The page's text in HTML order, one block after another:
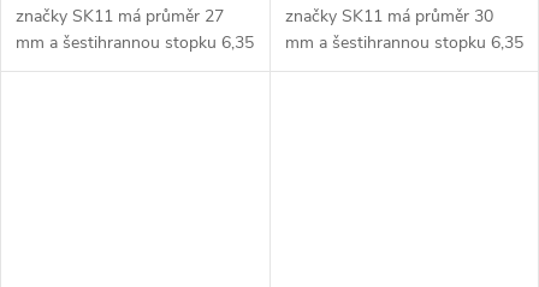
značky SK11 má průměr 27
mm a šestihrannou stopku 6,35
mm. Je určený pro přesné
značky SK11 má průměr 30
mm a šestihrannou stopku 6,35
mm. Je určený pro přesné